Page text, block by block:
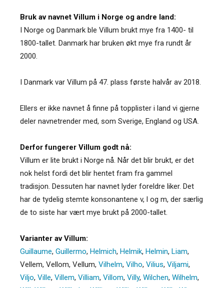
Bruk av navnet Villum i Norge og andre land:
I Norge og Danmark ble Villum brukt mye fra 1400- til
1800-tallet. Danmark har bruken økt mye fra rundt år
2000.
I Danmark var Villum på 47. plass første halvår av 2018.
Ellers er ikke navnet å finne på topplister i land vi gjerne
deler navnetrender med, som Sverige, England og USA.
Derfor fungerer Villum godt nå:
Villum er lite brukt i Norge nå. Når det blir brukt, er det
nok helst fordi det blir hentet fram fra gammel
tradisjon. Dessuten har navnet lyder foreldre liker. Det
har de tydelig stemte konsonantene v, l og m, der særlig
de to siste har vært mye brukt på 2000-tallet.
Varianter av Villum:
Guillaume, Guillermo, Helmich, Helmik, Helmin, Liam,
Vellem, Vellom, Vellum, Vilhelm, Vilho, Vilius, Viljami,
Viljo, Ville, Villem, Villiam, Villom, Villy, Wilchen, Wilhelm,